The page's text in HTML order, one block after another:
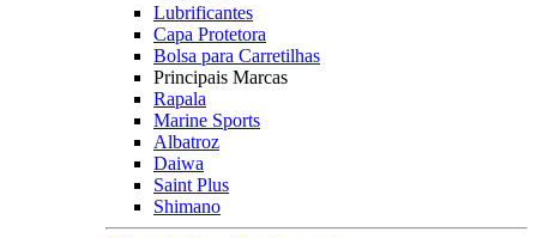
Lubrificantes
Capa Protetora
Bolsa para Carretilhas
Principais Marcas
Rapala
Marine Sports
Albatroz
Daiwa
Saint Plus
Shimano